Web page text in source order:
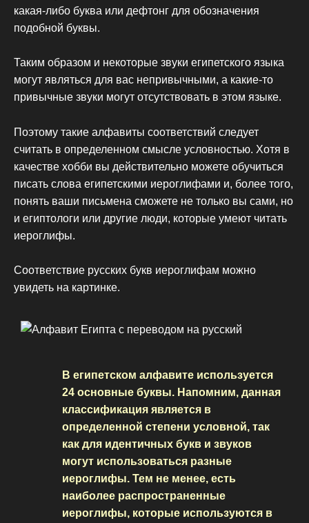
какая-либо буква или дефтонг для обозначения
подобной буквы.
Таким образом и некоторые звуки египетского языка
могут являться для вас непривычными, а какие-то
привычные звуки могут отсутствовать в этом языке.
Поэтому такие алфавиты соответствий следует
считать в определенном смысле условностью. Хотя в
качестве хобби вы действительно можете обучиться
писать слова египетскими иероглифами и, более того,
понять ваши письмена сможете не только вы сами, но
и египтологи или другие люди, которые умеют читать
иероглифы.
Соответствие русских букв иероглифам можно
увидеть на картинке.
В египетском алфавите используется
24 основные буквы. Напомним, данная
классификация является в
определенной степени условной, так
как для идентичных букв и звуков
могут использоваться разные
иероглифы. Тем не менее, есть
наиболее распространенные
иероглифы, которые используются в